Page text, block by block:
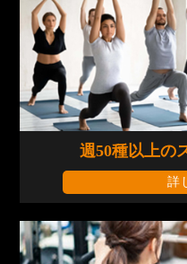
週50種以上の
詳